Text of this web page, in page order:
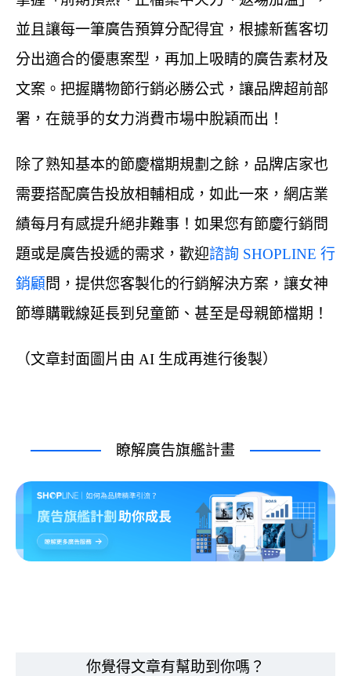
並且讓每一筆廣告預算分配得宜，根據新舊客切
分出適合的優惠案型，再加上吸睛的廣告素材及
文案。把握購物節行銷必勝公式，讓品牌超前部
署，在競爭的女力消費市場中脫穎而出！
除了熟知基本的節慶檔期規劃之餘，品牌店家也
需要搭配廣告投放相輔相成，如此一來，網店業
績每月有感提升絕非難事！如果您有節慶行銷問
題或是廣告投遞的需求，歡迎諮詢 SHOPLINE 行
銷顧問，提供您客製化的行銷解決方案，讓女神
節導購戰線延長到兒童節、甚至是母親節檔期！
（文章封面圖片由 AI 生成再進行後製）
瞭解廣告旗艦計畫
你覺得文章有幫助到你嗎？